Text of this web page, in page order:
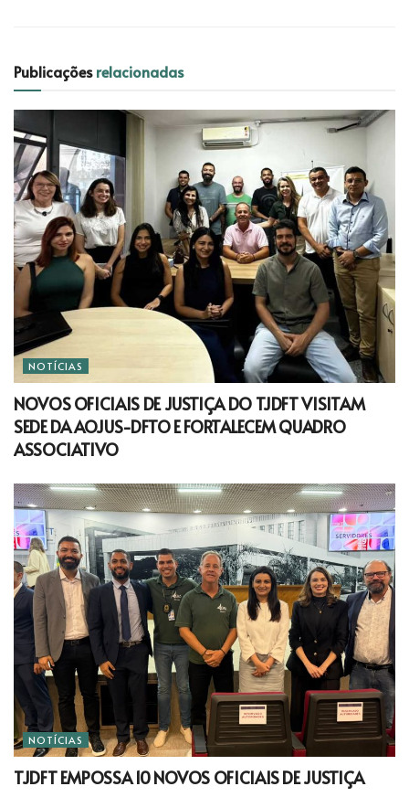
Publicaçõesrelacionadas
NOTÍCIAS
NOVOS OFICIAIS DE JUSTIÇA DO TJDFT VISITAM
SEDE DA AOJUS-DFTO E FORTALECEM QUADRO
ASSOCIATIVO
NOTÍCIAS
TJDFT EMPOSSA 10 NOVOS OFICIAIS DE JUSTIÇA